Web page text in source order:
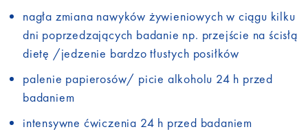
nagła zmiana nawyków żywieniowych w ciągu kilku
dni poprzedzających badanie np. przejście na ścisłą
dietę /jedzenie bardzo tłustych posiłków
palenie papierosów/ picie alkoholu 24 h przed
badaniem
intensywne ćwiczenia 24 h przed badaniem